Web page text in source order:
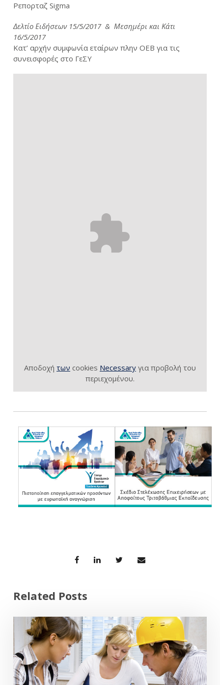
Ρεπορταζ Sigma
Δελτίο Ειδήσεων 15/5/2017 & Μεσημέρι και Κάτι
16/5/2017
Κατ’ αρχήν συμφωνία εταίρων πλην ΟΕΒ για τις
συνεισφορές στο ΓεΣΥ
Αποδοχή των cookies Necessary για προβολή του
περιεχομένου.
Related Posts